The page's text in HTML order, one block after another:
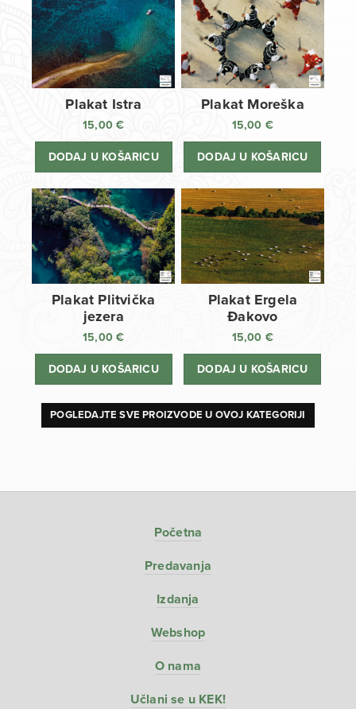
Plakat Istra
15,00€
DODAJ U KOŠARICU
Plakat Moreška
15,00 €
DODAJ U KOŠARICU
Plakat Plitvička
jezera
15,00€
DODAJ U KOŠARICU
Plakat Ergela
Đakovo
15,00 €
DODAJ U KOŠARICU
POGLEDAJTE SVE PROIZVODE U OVOJ KATEGORIJI
Početna
Predavanja
Izdanja
Webshop
O nama
Učlani se u KEK!